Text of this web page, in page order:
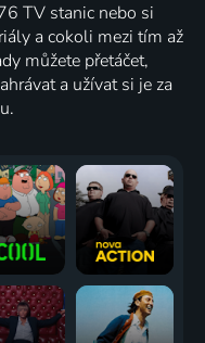
TV stanic nebo si
a cokoli mezi tím až
můžete přetáčet,
a užívat si je za